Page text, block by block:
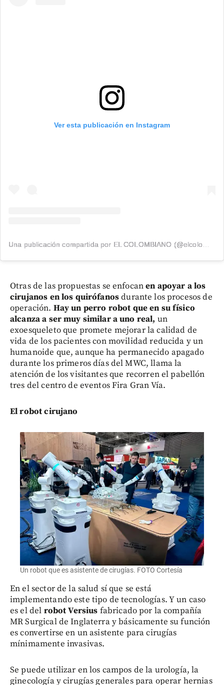
Ver esta publicación en Instagram
Una publicación compartida por EL COLOMBIANO (@elcolombiano_)
Otras de las propuestas se enfocanen apoyar a los
cirujanos en los quirófanosdurante los procesos de
operación. Hay un perro robot que en su físico
alcanza a ser muy similar a uno real, un
exoesqueleto que promete mejorar la calidad de
vida de los pacientes con movilidad reducida y un
humanoide que, aunque ha permanecido apagado
durante los primeros días del MWC, llama la
atención de los visitantes que recorren el pabellón
tres del centro de eventos Fira Gran Vía.
El robot cirujano
Un robot que es asistente de cirugías. FOTO Cortesía
En el sector de la salud sí que se está
implementando este tipo de tecnologías. Y un caso
es el del robot Versius fabricado por la compañía
MR Surgical de Inglaterra y básicamente su función
es convertirse en un asistente para cirugías
mínimamente invasivas.
Se puede utilizar en los campos de la urología, la
ginecología y cirugías generales para operar hernias